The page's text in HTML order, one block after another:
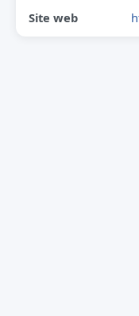
Site web